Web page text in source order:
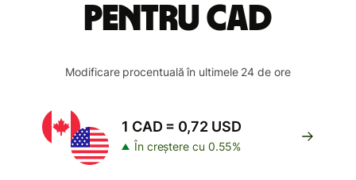
pentru CAD
Modificare procentuală în ultimele 24 de ore
1 CAD = 0,72 USD
În creștere cu 0.55%